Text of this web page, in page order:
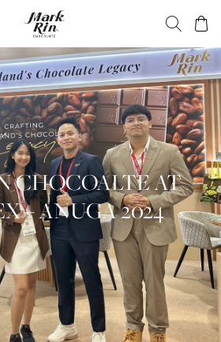
CHOCOALTE AT
– ANUGA 2024